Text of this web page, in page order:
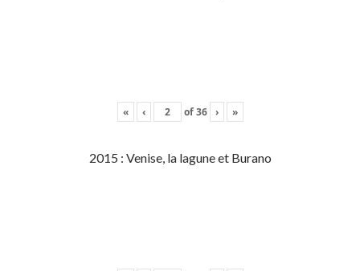
« ‹ of36 › »
2015 : Venise, la lagune et Burano